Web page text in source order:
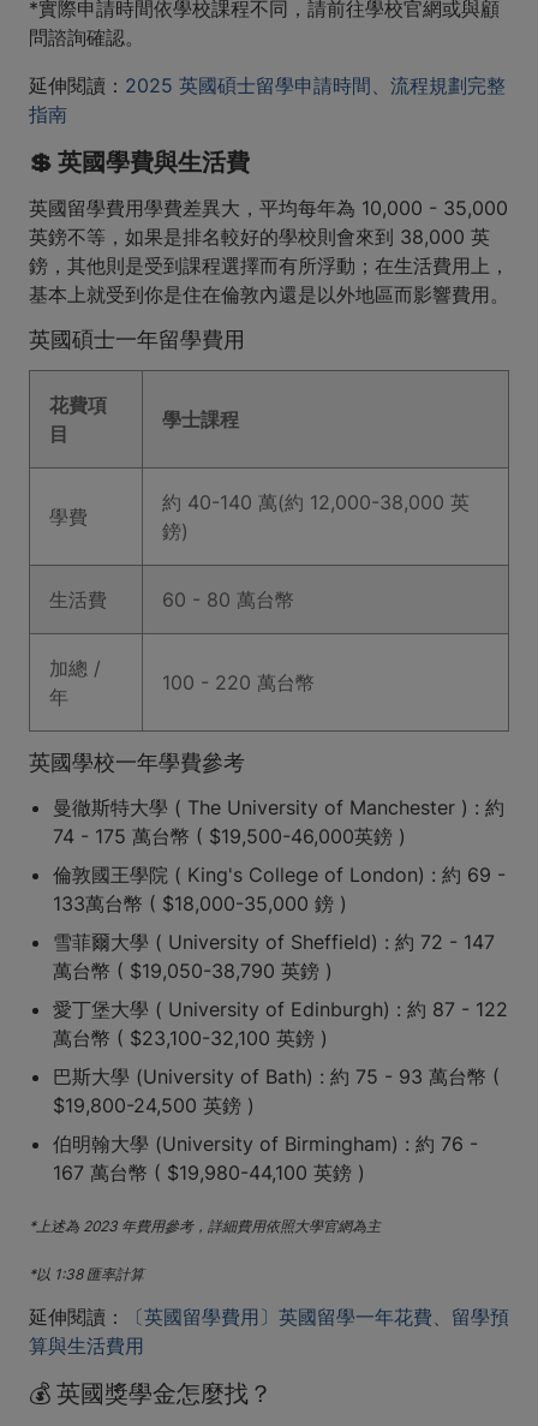
*實際申請時間依學校課程不同，請前往學校官網或與顧
問諮詢確認。
延伸閱讀： 2025 英國碩士留學申請時間、流程規劃完整
指南
💲 英國學費與生活費
英國留學費用學費差異大，平均每年為 10,000 - 35,000
英鎊不等，如果是排名較好的學校則會來到 38,000 英
鎊，其他則是受到課程選擇而有所浮動；在生活費用上，
基本上就受到你是住在倫敦內還是以外地區而影響費用。
英國碩士一年留學費用
花費項
目
學士課程
學費
約 40-140 萬(約 12,000-38,000 英
鎊)
生活費 60 - 80 萬台幣
加總 /
年
100 - 220 萬台幣
英國學校一年學費參考
曼徹斯特大學 ( The University of Manchester ) : 約
74 - 175 萬台幣 ( $19,500-46,000英鎊 )
倫敦國王學院 ( King's College of London) : 約 69 -
133萬台幣 ( $18,000-35,000 鎊 )
雪菲爾大學 ( University of Sheffield) : 約 72 - 147
萬台幣 ( $19,050-38,790 英鎊 )
愛丁堡大學 ( University of Edinburgh) : 約 87 - 122
萬台幣 ( $23,100-32,100 英鎊 )
巴斯大學 (University of Bath) : 約 75 - 93 萬台幣 (
$19,800-24,500 英鎊 )
伯明翰大學 (University of Birmingham) : 約 76 -
167 萬台幣 ( $19,980-44,100 英鎊 )
*上述為 2023 年費用參考，詳細費用依照大學官網為主
*以 1:38 匯率計算
延伸閱讀：
〔英國留學費用〕英國留學一年花費、留學預
算與生活費用
💰 英國獎學金怎麼找？